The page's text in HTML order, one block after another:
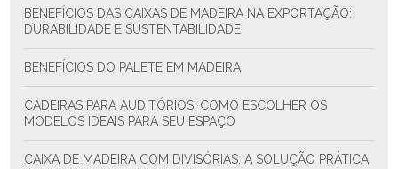
BENEFÍCIOS DAS CAIXAS DE MADEIRA NA EXPORTAÇÃO:
DURABILIDADE E SUSTENTABILIDADE
BENEFÍCIOS DO PALETE EM MADEIRA
CADEIRAS PARA AUDITÓRIOS: COMO ESCOLHER OS
MODELOS IDEAIS PARA SEU ESPAÇO
CAIXA DE MADEIRA COM DIVISÓRIAS: A SOLUÇÃO PRÁTICA